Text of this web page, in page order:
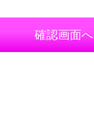
確認画面へ